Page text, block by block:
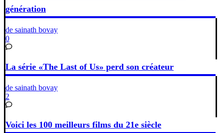
génération
de sainath bovay
0
La série «The Last of Us» perd son créateur
de sainath bovay
2
Voici les 100 meilleurs films du 21e siècle